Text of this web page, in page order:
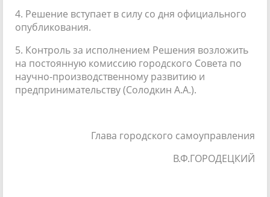
4. Решение вступает в силу со дня официального
опубликования.
5. Контроль за исполнением Решения возложить
на постоянную комиссию городского Совета по
научно-производственному развитию и
предпринимательству (Солодкин А.А.).
Глава городского самоуправления
В.Ф.ГОРОДЕЦКИЙ